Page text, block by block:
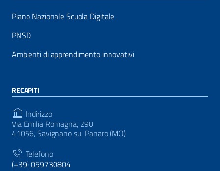
Piano Nazionale Scuola Digitale
PNSD
Ambienti di apprendimento innovativi
RECAPITI
Indirizzo
Via Emilia Romagna, 290
41056, Savignano sul Panaro (MO)
Telefono
(+39) 059730804